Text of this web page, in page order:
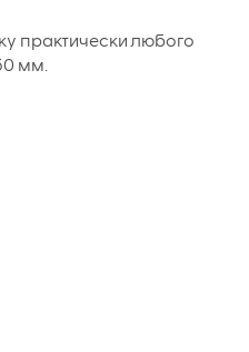
практически любого
мм.